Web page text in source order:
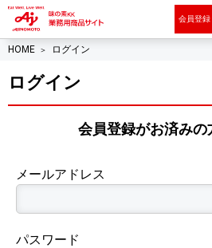
会員登録
HOME ログイン
ログイン
会員登録がお済みの
メールアドレス
パスワード